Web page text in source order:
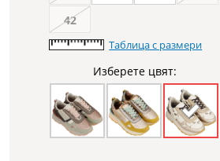
42
Таблица с размери
Изберете цвят: